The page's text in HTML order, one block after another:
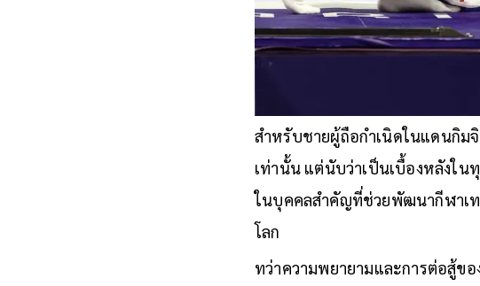
สำหรับชายผู้ถือกำเนิดในแดนกิม
เท่านั้น แต่นับว่าเป็นเบื้องหลังในทุ
ในบุคคลสำคัญที่ช่วยพัฒนากีฬาเท
โลก
ทว่าความพยายามและการต่อสู้ข